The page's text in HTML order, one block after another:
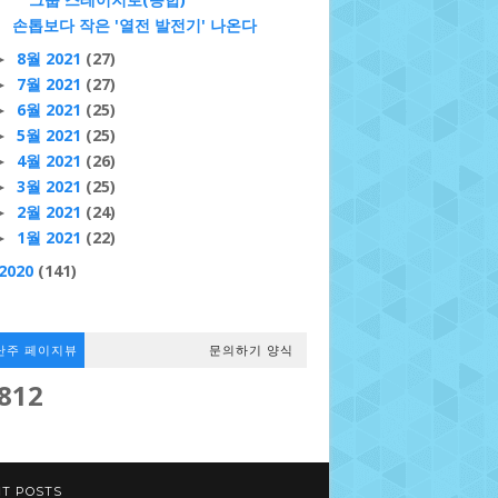
손톱보다 작은 '열전 발전기' 나온다
8월 2021 (27)
7월 2021 (27)
6월 2021 (25)
5월 2021 (25)
4월 2021 (26)
3월 2021 (25)
2월 2021 (24)
1월 2021 (22)
2020 (141)
주 페이지뷰 문의하기 양식
POSTS